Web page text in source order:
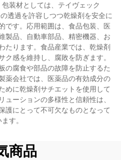
装材としては、テイヴェック
透過を許容しつつ乾燥剤を安全に
です。応用範囲は、食品包装、医
製品、自動車部品、精密機器、お
たります。食品産業では、乾燥剤
ク感を維持し、腐敗を防ぎます。
の腐食や部品の故障を防止するた
薬会社では、医薬品の有効成分の
めに乾燥剤サチエットを使用して
ューションの多様性と信頼性は、
護にとって不可欠なものとなって
ます。
商品